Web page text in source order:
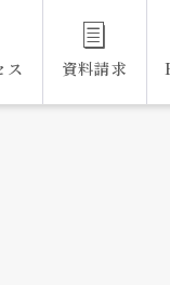
ス 資料請求